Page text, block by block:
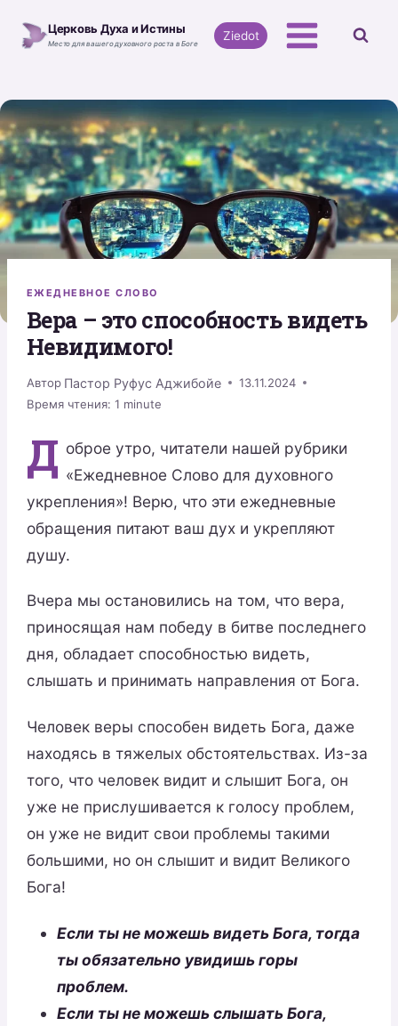
Церковь Духа и Истины
Место для вашего духовного роста в Боге
Ziedot
ЕЖЕДНЕВНОЕ СЛОВО
Вера – это способность видеть
Невидимого!
Автор Пастор Руфус Аджибойе
13.11.2024
Время чтения: 1 minute
Д оброе утро, читатели нашей рубрики
«Ежедневное Слово для духовного
укрепления»! Верю, что эти ежедневные
обращения питают ваш дух и укрепляют
душу.
Вчера мы остановились на том, что вера,
приносящая нам победу в битве последнего
дня, обладает способностью видеть,
слышать и принимать направления от Бога.
Человек веры способен видеть Бога, даже
находясь в тяжелых обстоятельствах. Из-за
того, что человек видит и слышит Бога, он
уже не прислушивается к голосу проблем,
он уже не видит свои проблемы такими
большими, но он слышит и видит Великого
Бога!
Если ты не можешь видеть Бога, тогда
ты обязательно увидишь горы
проблем.
Если ты не можешь слышать Бога,